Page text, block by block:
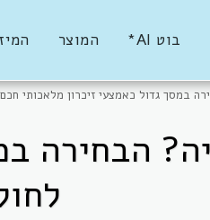
בוט AI* המוצר
במסך גדול כאמצעי זיכרון מלאכותי
הבחירה